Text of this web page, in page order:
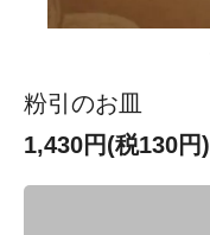
粉引のお皿
1,430円(税130円)